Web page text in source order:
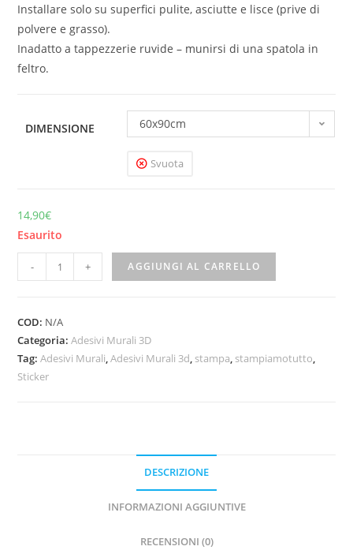
Installare solo su superfici pulite, asciutte e lisce (prive di
polvere e grasso).
Inadatto a tappezzerie ruvide – munirsi di una spatola in
feltro.
DIMENSIONE 60x90cm
Svuota
14,90€
Esaurito
- + AGGIUNGI AL CARRELLO
COD: N/A
Categoria:Adesivi Murali 3D
Tag:Adesivi Murali,Adesivi Murali 3d, stampa, stampiamotutto,
Sticker
DESCRIZIONE
INFORMAZIONI AGGIUNTIVE
RECENSIONI (0)